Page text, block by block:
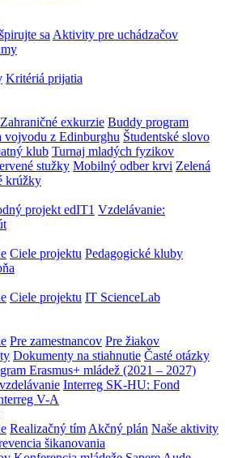
sa Aktivity pre uchádzačov
Kritériá prijatia
Zahraničné exkurzie Buddy program
vojvodu z Edinburghu Študentské slovo
klub Turnaj mladých fyzikov
stužky Mobilný odber krvi Zelená
krúžky
projekt edIT1 Vzdelávanie:
Ciele projektu Pedagogické kluby
Ciele projektu IT ScienceLab
Pre zamestnancov Pre žiakov
Dokumenty na stiahnutie Časté otázky
Erasmus+ mládež (2021 – 2027)
Interreg SK-HU: Fond
V-A
Realizačný tím Akčný plán Naše aktivity
šikanovania